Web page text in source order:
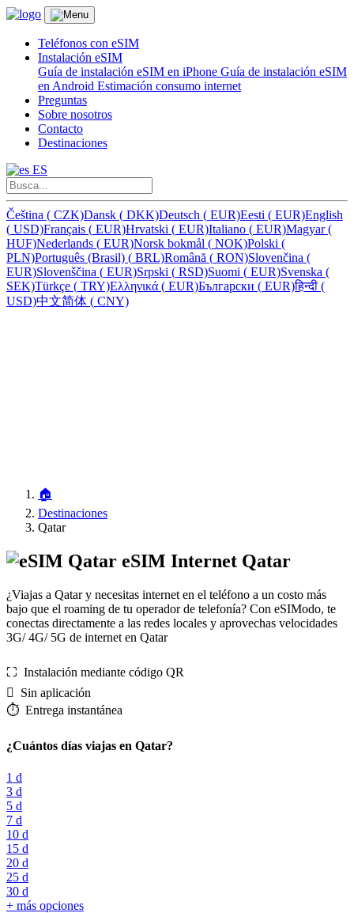
Teléfonos con eSIM
Instalación eSIM
Guía de instalación eSIM en iPhone Guía de instalación eSIM
en Android Estimación consumo internet
Preguntas
Sobre nosotros
Contacto
Destinaciones
ES
Čeština ( CZK)Dansk ( DKK)Deutsch ( EUR)Eesti ( EUR)English
( USD)Français ( EUR)Hrvatski ( EUR)Italiano ( EUR)Magyar(
HUF)Nederlands ( EUR)Norsk bokmål ( NOK)Polski (
PLN)Português (Brasil) ( BRL)Română ( RON)Slovenčina (
EUR)Slovenščina ( EUR)Srpski ( RSD)Suomi ( EUR)Svenska (
SEK)Türkçe ( TRY)Ελληνικά ( EUR)Български ( EUR)हिन्दी (
USD)中文简体 ( CNY)
🏠
Destinaciones
Qatar
eSIM Internet Qatar
¿Viajas a Qatar y necesitas internet en el teléfono a un costo más
bajo que el roaming de tu operador de telefonía? Con eSIModo, te
conectas directamente a las redes locales y aprovechas velocidades
3G/ 4G/ 5G de internet en Qatar
⛶️️ Instalación mediante código QR
️ Sin aplicación
⏱️️ Entrega instantánea
¿Cuántos días viajas en Qatar?
1 d
3 d
5 d
7 d
10 d
15 d
20 d
25 d
30 d
+ más opciones